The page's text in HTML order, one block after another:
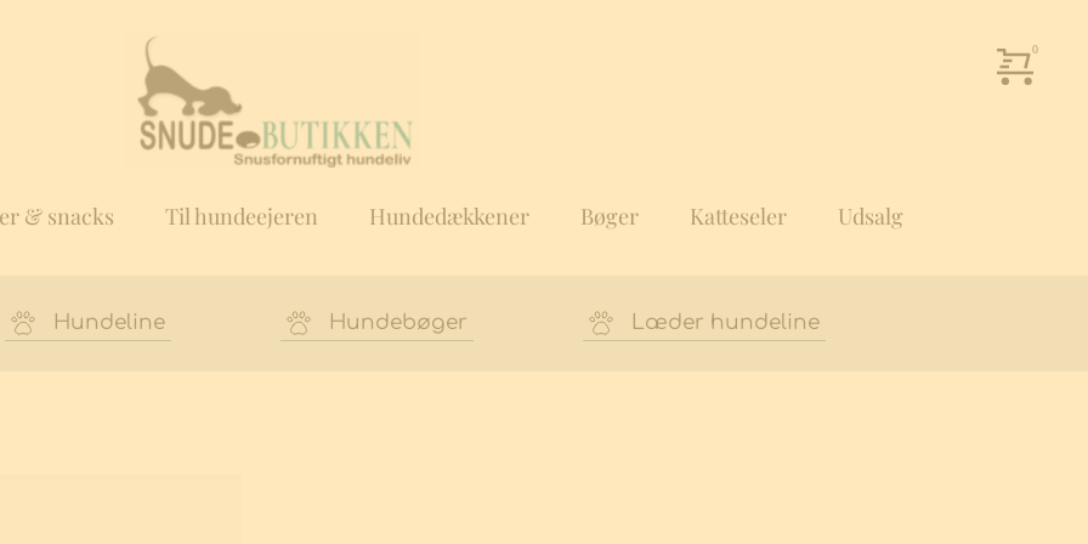
& snacks Til hundeejeren Hundedækkener Bøger Katteseler Udsalg
Hundeline Hundebøger Læder hundeline